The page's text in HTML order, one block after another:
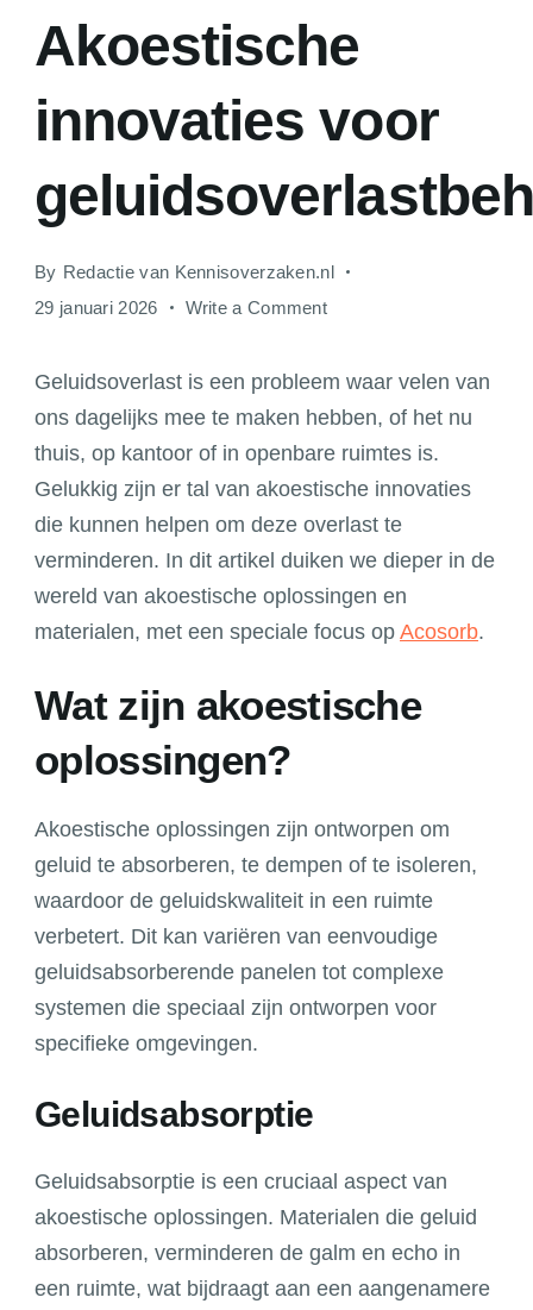
Akoestische
innovaties voor
By Redactie van Kennisoverzaken.nl
29 januari 2026
Write a Commenton
voor
Geluidsoverlast is een probleem waar velen van
ons dagelijks mee te maken hebben, of het nu
thuis, op kantoor of in openbare ruimtes is.
Gelukkig zijn er tal van akoestische innovaties
die kunnen helpen om deze overlast te
verminderen. In dit artikel duiken we dieper in de
wereld van akoestische oplossingen en
materialen, met een speciale focus op Acosorb.
Wat zijn akoestische
oplossingen?
Akoestische oplossingen zijn ontworpen om
geluid te absorberen, te dempen of te isoleren,
waardoor de geluidskwaliteit in een ruimte
verbetert. Dit kan variëren van eenvoudige
geluidsabsorberende panelen tot complexe
systemen die speciaal zijn ontworpen voor
specifieke omgevingen.
Geluidsabsorptie
Geluidsabsorptie is een cruciaal aspect van
akoestische oplossingen. Materialen die geluid
absorberen, verminderen de galm en echo in
een ruimte, wat bijdraagt aan een aangenamere